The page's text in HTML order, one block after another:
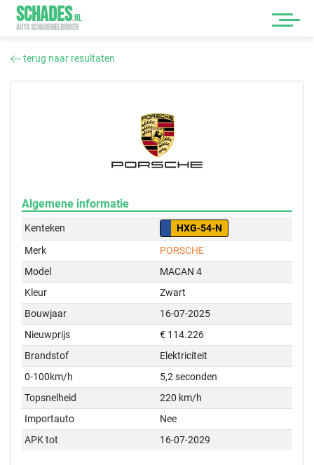
SCHADES.NL
AUTO SCHADEMELDINGEN
terug naar resultaten
Algemene informatie
Kenteken
HXG-54-N
Merk
PORSCHE
Model
MACAN 4
Kleur
Zwart
Bouwjaar
16-07-2025
Nieuwprijs
€ 114.226
Brandstof
Elektriciteit
0-100km/h
5,2 seconden
Topsnelheid
220 km/h
Importauto
Nee
APK tot
16-07-2029